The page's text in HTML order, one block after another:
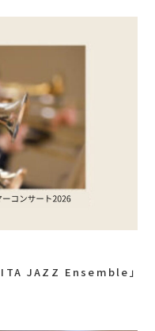
JAZZ Ensemble」